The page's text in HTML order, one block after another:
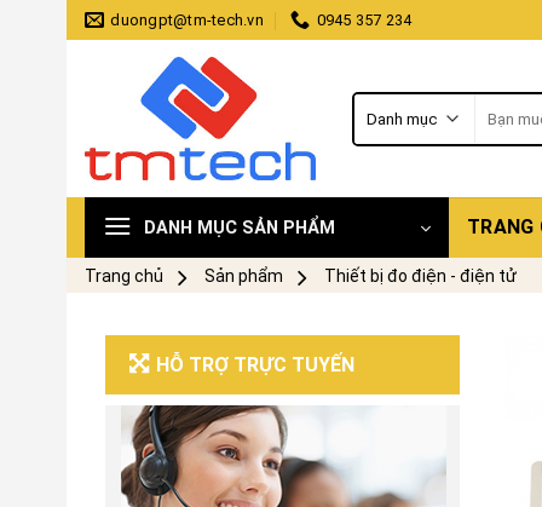
Skip
to
duongpt@tm-tech.vn 0945 357 234
kiếm:
DANH MỤC SẢN PHẨM TRANG
Trang chủ Sản phẩm Thiết bị đo điện - điện tử
HỖ TRỢ TRỰC TUYẾN